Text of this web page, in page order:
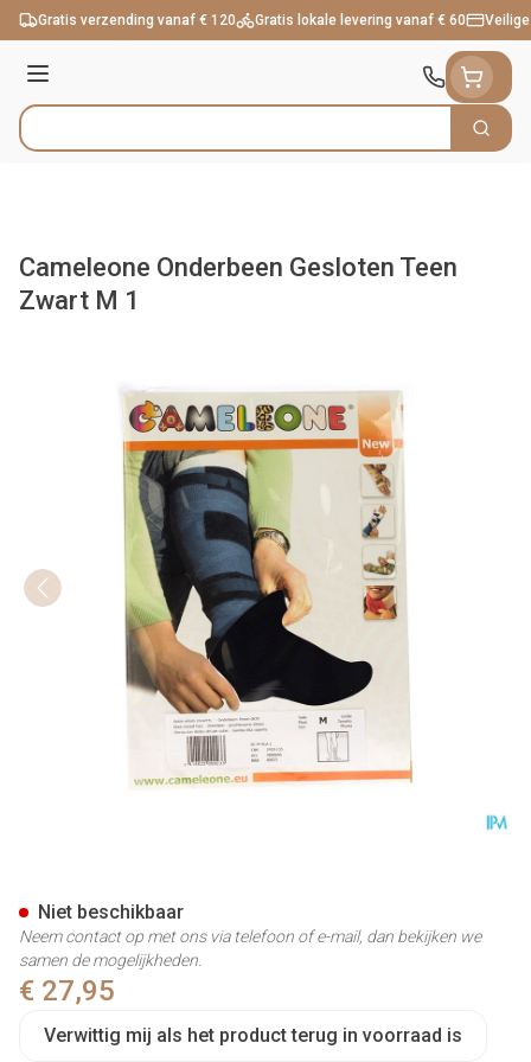
Ga naar de inhoud
Gratis verzending vanaf € 120 Gratis lokale levering vanaf € 60
Menu
Product, merk, categorie... Zoek
Cameleone Onderbeen Gesloten Teen
Zwart M 1
€ 27,95
Verwittig mij als het product terug in voorraad is
Niet beschikbaar
Neem contact op met ons via telefoon of e-mail, dan bekijken we
samen de mogelijkheden.